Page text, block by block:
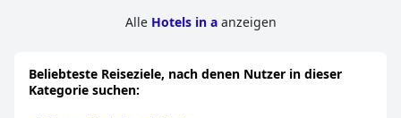
Alle Hotels in aanzeigen
Beliebteste Reiseziele, nach denen Nutzer in dieser
Kategorie suchen: